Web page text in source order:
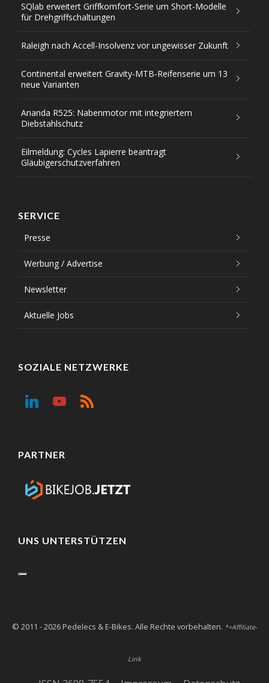
SQlab erweitert Griffkomfort-Serie um Short-Modelle
für Drehgriffschaltungen
Raleigh nach Accell-Insolvenz vor ungewisser Zukunft
Continental erweitert Gravity-MTB-Reifenserie um 13
neue Varianten
Ananda R525: Nabenmotor mit integriertem
Diebstahlschutz
Eilmeldung: Cycles Lapierre beantragt
Gläubigerschutzverfahren
SERVICE
Presse
Werbung / Advertise
Newsletter
Aktuelle Jobs
SOZIALE NETZWERKE
PARTNER
UNS UNTERSTÜTZEN
© 2011 - 2026 Pedelecs & E-Bikes. Alle Rechte vorbehalten. *=Affiliate-
Link